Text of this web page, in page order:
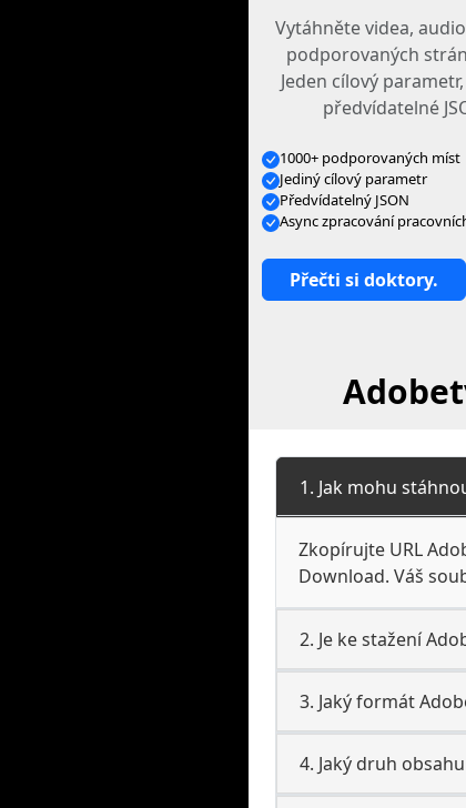
Vytáhněte videa,
podporovaných
Jeden cílový
předvídatelné
1000+ podporovaných míst
Jediný cílový parametr
Předvídatelný JSON
Async zpracování
Přečti si doktory.
1. Jak mohu
Zkopírujte URL
Download. Váš
2. Je ke stažení
3. Jaký formát
4. Jaký druh